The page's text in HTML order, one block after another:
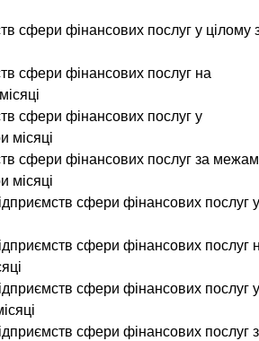
сфери фінансових послуг у цілому
сфери фінансових послуг на
сфери фінансових послуг у
місяці
сфери фінансових послуг за
місяці
сфери фінансових послуг у
сфери фінансових послуг
сфери фінансових послуг у
сфери фінансових послуг